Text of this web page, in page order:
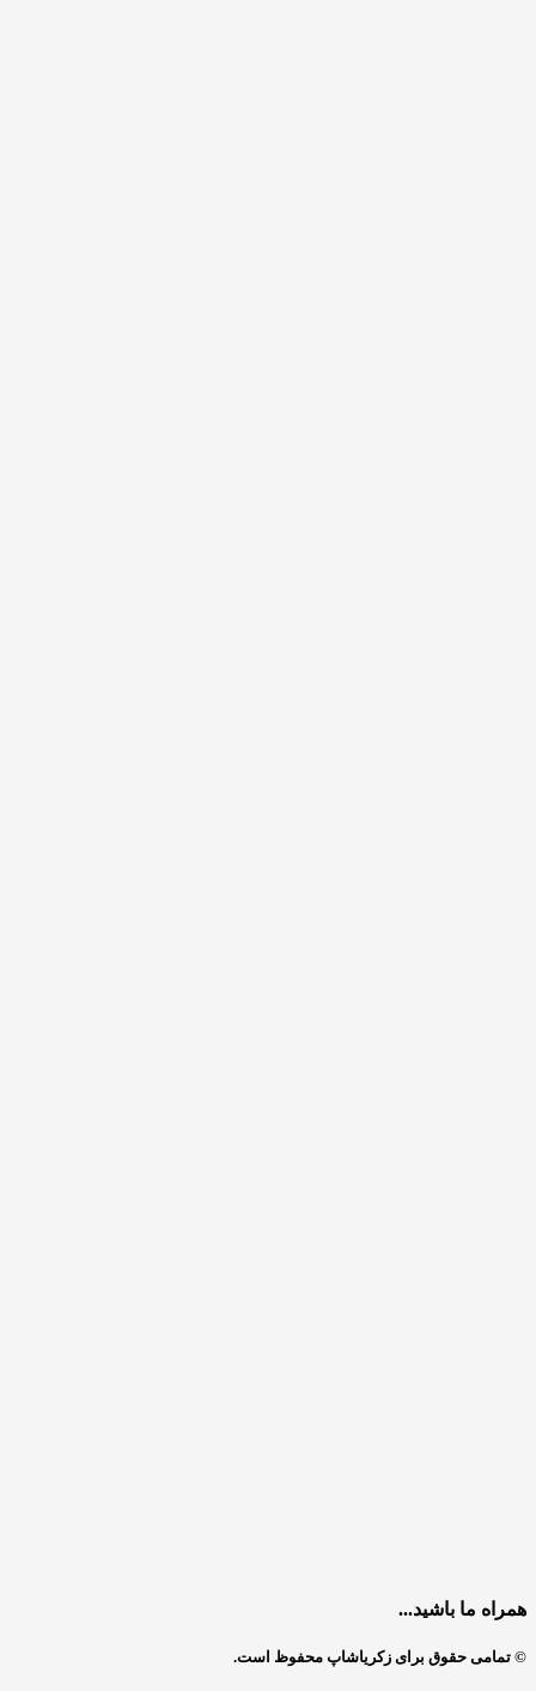
همراه ما باشید...
© تمامی حقوق برای زکریاشاپ محفوظ است.